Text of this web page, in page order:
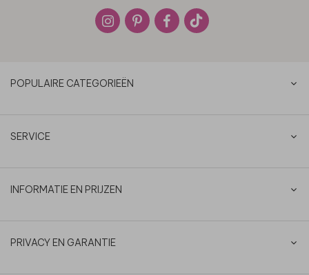
POPULAIRE CATEGORIEËN
SERVICE
INFORMATIE EN PRIJZEN
PRIVACY EN GARANTIE